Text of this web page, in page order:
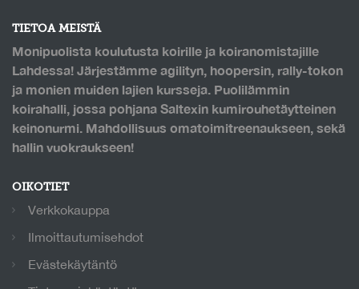
TIETOA MEISTÄ
Monipuolista koulutusta koirille ja koiranomistajille
Lahdessa! Järjestämme agilityn, hoopersin, rally-tokon
ja monien muiden lajien kursseja. Puolilämmin
koirahalli, jossa pohjana Saltexin kumirouhetäytteinen
keinonurmi. Mahdollisuus omatoimitreenaukseen, sekä
hallin vuokraukseen!
OIKOTIET
Verkkokauppa
Ilmoittautumisehdot
Evästekäytäntö